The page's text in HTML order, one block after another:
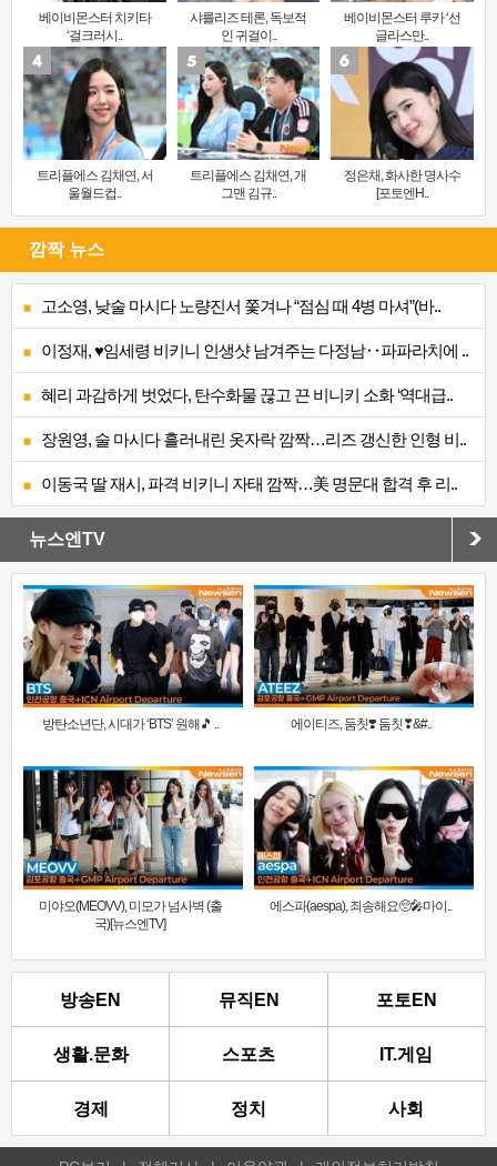
베이비몬스터 치키타
‘걸크러시..
샤를리즈 테론, 독보적
인 귀걸이..
베이비몬스터 루카 ‘선
글라스만..
트리플에스 김채연, 서
울월드컵..
트리플에스 김채연, 개
그맨 김규..
정은채, 화사한 명사수
[포토엔H..
깜짝 뉴스
고소영, 낮술 마시다 노량진서 쫓겨나 “점심 때 4병 마셔”(바..
이정재, ♥임세령 비키니 인생샷 남겨주는 다정남‥파파라치에 ..
혜리 과감하게 벗었다, 탄수화물 끊고 끈 비니키 소화 ‘역대급..
장원영, 술 마시다 흘러내린 옷자락 깜짝…리즈 갱신한 인형 비..
이동국 딸 재시, 파격 비키니 자태 깜짝…美 명문대 합격 후 리..
뉴스엔TV
방탄소년단, 시대가 ‘BTS’ 원해🎵 .. 에이티즈, 둠칫❣️ 둠칫❣&#..
미야오(MEOVV), 미모가 넘사벽 (출
국)[뉴스엔TV]
에스파(aespa), 죄송해요🥺🎤마이..
방송EN 뮤직EN 포토EN
생활.문화 스포츠 IT.게임
경제 정치 사회